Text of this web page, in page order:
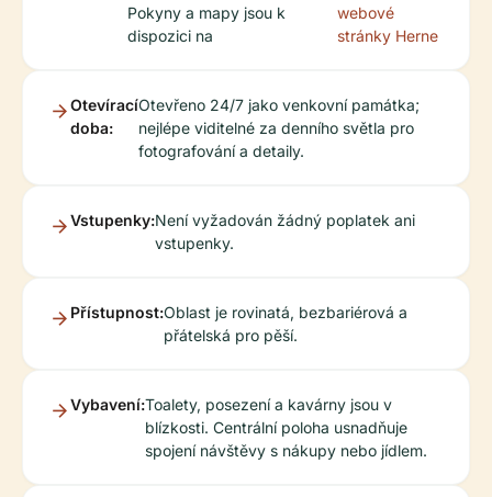
Pokyny a mapy jsou k
dispozici na
webové
stránky Herne
Otevírací
doba:
Otevřeno 24/7 jako venkovní památka;
nejlépe viditelné za denního světla pro
fotografování a detaily.
Vstupenky:Není vyžadován žádný poplatek ani
vstupenky.
Přístupnost:Oblast je rovinatá, bezbariérová a
přátelská pro pěší.
Vybavení:Toalety, posezení a kavárny jsou v
blízkosti. Centrální poloha usnadňuje
spojení návštěvy s nákupy nebo jídlem.